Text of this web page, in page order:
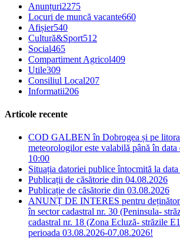
Anunțuri2275
Locuri de muncă vacante660
Afișier540
Cultură&Sport512
Social465
Compartiment Agricol409
Utile309
Consiliul Local207
Informatii206
Articole recente
COD GALBEN în Dobrogea și pe
meteorologilor este valabilă până în data
10:00
Situația datoriei publice întocmită la
Publicații de căsătorie din 04.08.2026
Publicație de căsătorie din 03.08.2026
ANUNȚ DE INTERES pentru
în sector cadastral nr. 30 (Peninsula-
cadastral nr. 18 (Zona Ecluză- străzile
perioada 03.08.2026-07.08.2026!